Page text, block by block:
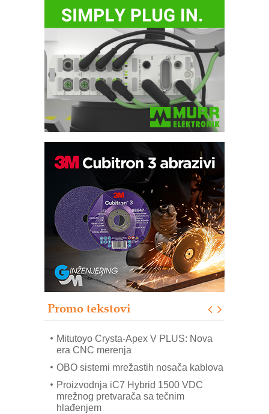
Promo tekstovi
Automatizacija pakovanja · Display
(Shelf-Ready) omotnice
Potpuna efikasnost bez složenih
sistema
Trajna oznaka kao dugoročna korist
Bezbednost na prvom mestu!
IB BLUMENAUER - više od 40 godina
poverenja u industriji
Art Utopia Studio – vizuelne priče
Mitutoyo Crysta-Apex V PLUS: Nova
era CNC merenja
OBO sistemi mrežastih nosača kablova
Proizvodnja iC7 Hybrid 1500 VDC
mrežnog pretvarača sa tečnim
hlađenjem